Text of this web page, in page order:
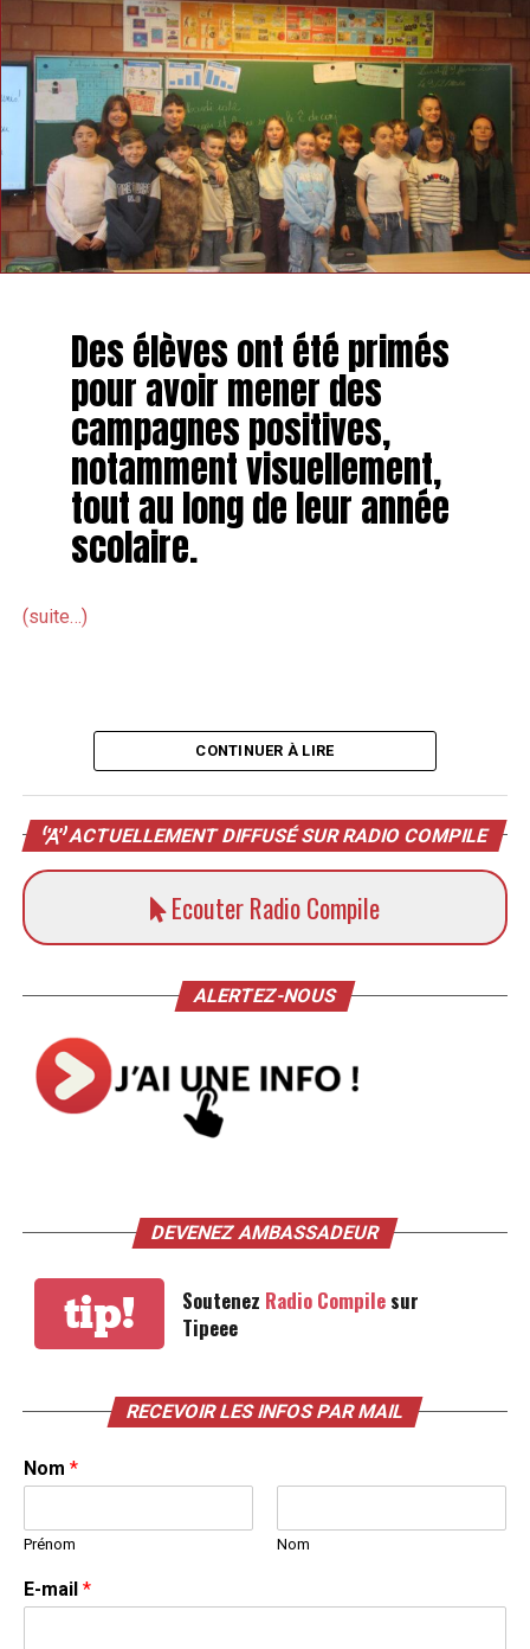
Une balade moto pour découvrir la région de Braives
NE MANQUEZ PAS
L’une des gérantes de l’Escape Game de Hannut se lance
dans des formations en photographie
Des élèves ont été primés
pour avoir mener des
campagnes positives,
notamment visuellement,
tout au long de leur année
scolaire.
(suite…)
CONTINUER À LIRE
ACTUELLEMENT DIFFUSÉ SUR RADIO COMPILE
Ecouter Radio Compile
ALERTEZ-NOUS
DEVENEZ AMBASSADEUR
tip! Soutenez Radio Compilesur
Tipeee
RECEVOIR LES INFOS PAR MAIL
Nom *
Prénom Nom
E-mail *